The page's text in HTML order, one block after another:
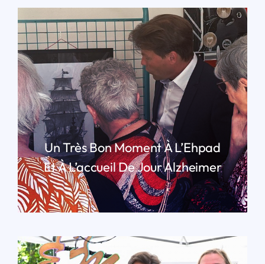
Un Très Bon Moment À L’Ehpad
Et À L’accueil De Jour Alzheimer
LIRE PLUS